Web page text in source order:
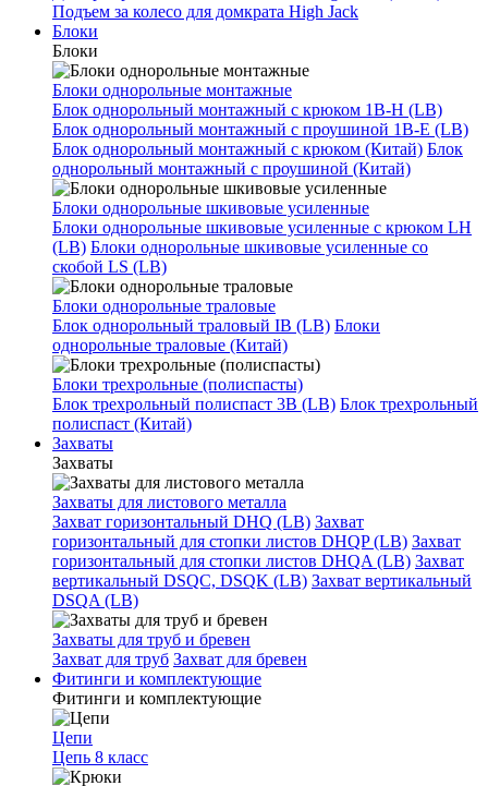
Подъем за колесо для домкрата High Jack
Блоки
Блоки
Блоки однорольные монтажные
Блок однорольный монтажный с крюком 1B-H (LB)
Блок однорольный монтажный с проушиной 1B-E (LB)
Блок однорольный монтажный с крюком (Китай) Блок
однорольный монтажный с проушиной (Китай)
Блоки однорольные шкивовые усиленные
Блоки однорольные шкивовые усиленные с крюком LH
(LB) Блоки однорольные шкивовые усиленные со
скобой LS (LB)
Блоки однорольные траловые
Блок однорольный траловый IB (LB) Блоки
однорольные траловые (Китай)
Блоки трехрольные (полиспасты)
Блок трехрольный полиспаст 3B (LB) Блок трехрольный
полиспаст (Китай)
Захваты
Захваты
Захваты для листового металла
Захват горизонтальный DHQ (LB) Захват
горизонтальный для стопки листов DHQP (LB) Захват
горизонтальный для стопки листов DHQA (LB) Захват
вертикальный DSQC, DSQK (LB) Захват вертикальный
DSQA (LB)
Захваты для труб и бревен
Захват для труб Захват для бревен
Фитинги и комплектующие
Фитинги и комплектующие
Цепи
Цепь 8 класс